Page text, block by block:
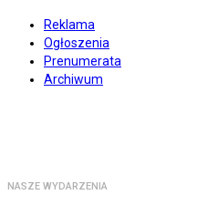
Reklama
Ogłoszenia
Prenumerata
Archiwum
NASZE WYDARZENIA